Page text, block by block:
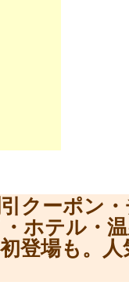
クーポン
ホテル・
登場も。